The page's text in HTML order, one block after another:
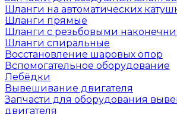
Шланги на автоматических
Шланги прямые
Шланги с резьбовыми
Шланги спиральные
Восстановление шаровых опор
Вспомогательное оборудование
Лебёдки
Вывешивание двигателя
Запчасти для оборудования
двигателя